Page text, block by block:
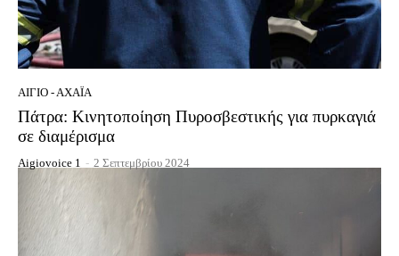
ΑΊΓΙΟ - ΑΧΑΪ́Α
Πάτρα: Κινητοποίηση Πυροσβεστικής για πυρκαγιά
σε διαμέρισμα
Aigiovoice 1 - 2 Σεπτεμβρίου 2024